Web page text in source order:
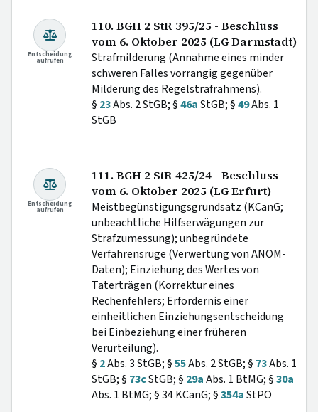
Entscheidung
aufrufen
110. BGH 2 StR 395/25 - Beschluss
vom 6. Oktober 2025 (LG Darmstadt)
Strafmilderung (Annahme eines minder
schweren Falles vorrangig gegenüber
Milderung des Regelstrafrahmens).
§ 23Abs. 2 StGB; §46aStGB; §49Abs. 1
StGB
Entscheidung
aufrufen
111. BGH 2 StR 425/24 - Beschluss
vom 6. Oktober 2025 (LG Erfurt)
Meistbegünstigungsgrundsatz (KCanG;
unbeachtliche Hilfserwägungen zur
Strafzumessung); unbegründete
Verfahrensrüge (Verwertung von ANOM-
Daten); Einziehung des Wertes von
Taterträgen (Korrektur eines
Rechenfehlers; Erfordernis einer
einheitlichen Einziehungsentscheidung
bei Einbeziehung einer früheren
Verurteilung).
§ 2Abs. 3 StGB; §55Abs. 2 StGB; § 73Abs. 1
StGB; § 73cStGB; § 29aAbs. 1 BtMG; §30a
Abs. 1 BtMG; § 34 KCanG; §354aStPO